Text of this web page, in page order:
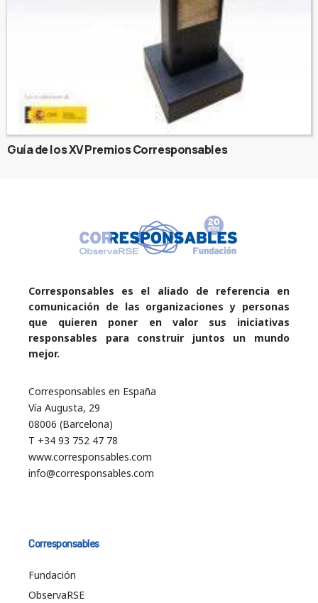
Guía de los XV Premios Corresponsables
Corresponsables es el aliado de referencia en
comunicación de las organizaciones y personas
que quieren poner en valor sus iniciativas
responsables para construir juntos un mundo
mejor.
Corresponsables en España
Vía Augusta, 29
08006 (Barcelona)
T +34 93 752 47 78
www.corresponsables.com
info@corresponsables.com
Corresponsables
Fundación
ObservaRSE